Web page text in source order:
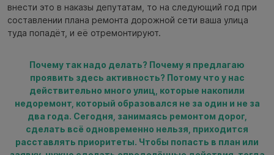
внести это в наказы депутатам, то на следующий год при
составлении плана ремонта дорожной сети ваша улица
туда попадёт, и её отремонтируют.
Почему так надо делать? Почему я предлагаю
проявить здесь активность? Потому что у нас
действительно много улиц, которые накопили
недоремонт, который образовался не за один и не за
два года. Сегодня, занимаясь ремонтом дорог,
сделать всё одновременно нельзя, приходится
расставлять приоритеты. Чтобы попасть в план или